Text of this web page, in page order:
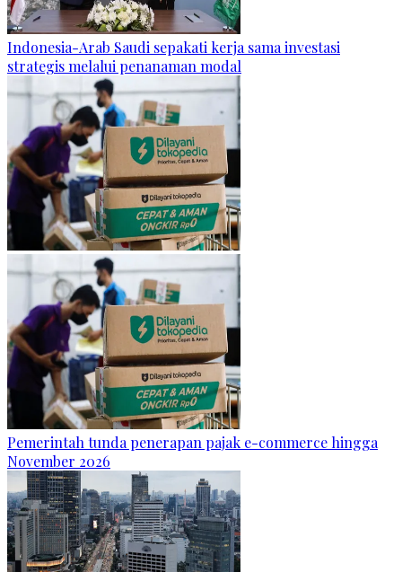
Indonesia-Arab Saudi sepakati kerja sama investasi
strategis melalui penanaman modal
Pemerintah tunda penerapan pajak e-commerce hingga
November 2026